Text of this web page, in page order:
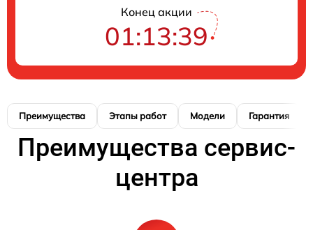
Конец акции
01:13:38
Преимущества Этапы работ Модели Гарантия
Преимущества сервис-
центра